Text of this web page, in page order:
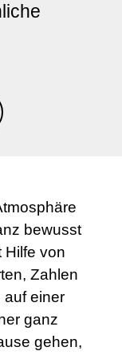
bewusst
Hilfe von
Zahlen
auf einer
ganz
gehen,